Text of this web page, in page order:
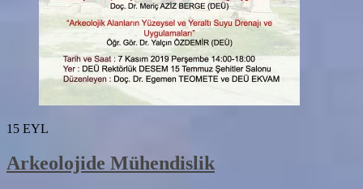
15 EYL
Arkeolojide Mühendislik